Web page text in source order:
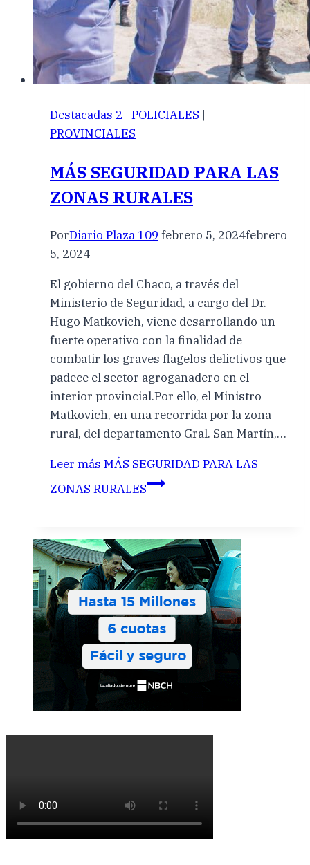
Destacadas 2 | POLICIALES |
PROVINCIALES
MÁS SEGURIDAD PARA LAS
ZONAS RURALES
PorDiario Plaza 109 febrero 5, 2024febrero
5, 2024
El gobierno del Chaco, a través del
Ministerio de Seguridad, a cargo del Dr.
Hugo Matkovich, viene desarrollando un
fuerte operativo con la finalidad de
combatir los graves flagelos delictivos que
padece el sector agroganadero en el
interior provincial.Por ello, el Ministro
Matkovich, en una recorrida por la zona
rural, del departamento Gral. San Martín,…
Leer más MÁS SEGURIDAD PARA LAS
ZONAS RURALES